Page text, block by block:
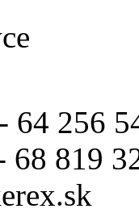
64 256
68 819